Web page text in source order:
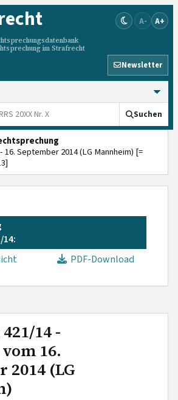
im Strafrecht
A- A+
Newsletter
Suchen
16. September 2014 (LG Mannheim) [=
14:
PDF-Download
14 -
16.
2014 (LG